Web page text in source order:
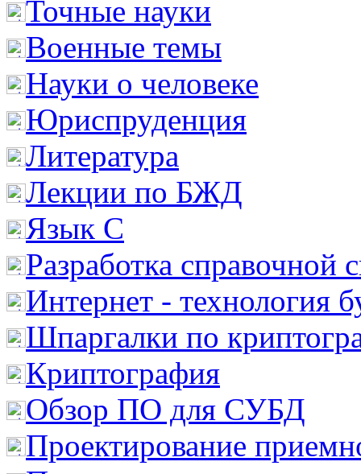
Точные науки
Военные темы
Науки о человеке
Юриспруденция
Литература
Лекции по БЖД
Язык С
Разработка справочной
Интернет - технология
Шпаргалки по
Криптография
Обзор ПО для СУБД
Проектирование